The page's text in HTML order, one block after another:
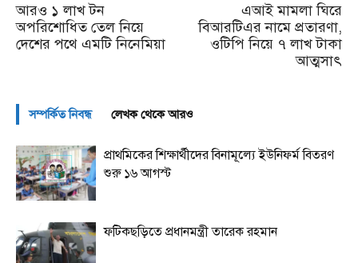
আরও ১ লাখ টন
অপরিশোধিত তেল নিয়ে
দেশের পথে এমটি নিনেমিয়া
এআই মামলা ঘিরে
বিআরটিএর নামে প্রতারণা,
ওটিপি নিয়ে ৭ লাখ টাকা
আত্মসাৎ
সম্পর্কিত নিবন্ধ লেখক থেকে আরও
প্রাথমিকের শিক্ষার্থীদের বিনামূল্যে ইউনিফর্ম বিতরণ
শুরু ১৬ আগস্ট
ফটিকছড়িতে প্রধানমন্ত্রী তারেক রহমান